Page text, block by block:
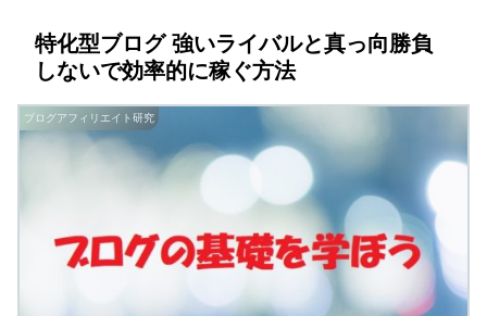
特化型ブログ 強いライバルと真っ向勝負
しないで効率的に稼ぐ方法
ブログアフィリエイト研究